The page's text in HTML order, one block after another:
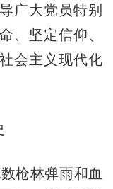
广大党员特别
、坚定信仰、
会主义现代化
枪林弹雨和血